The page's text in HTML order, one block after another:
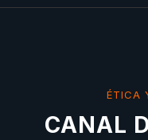
ÉTICA
CANAL